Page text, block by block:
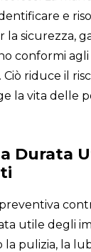
e
la sicurezza,
conformi
riduce il
la vita delle
Durata
utile degli
pulizia, la